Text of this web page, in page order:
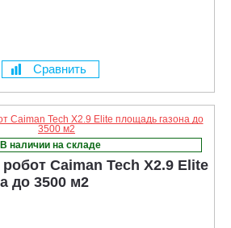
Сравнить
В наличии на складе
Caiman Tech X2.9 Elite
до 3500 м2